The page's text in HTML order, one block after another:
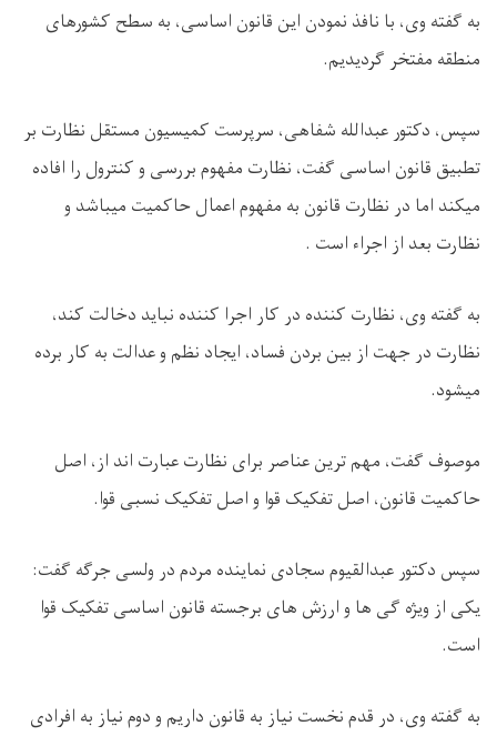
به گفته وی، با نافذ نمودن این قانون اساسی، به سطح کشورهای
منطقه مفتخر گردیدیم.
سپس، دکتور عبدالله شفاهی، سرپرست کمیسیون مستقل نظارت بر
تطبیق قانون اساسی گفت، نظارت مفهوم بررسی و کنترول را افاده
میکند اما در نظارت قانون به مفهوم اعمال حاکمیت میباشد و
نظارت بعد از اجرا‌‌ء است .
به گفته وی، نظارت کننده در کار اجرا کننده نباید دخالت کند،
نظارت در جهت از بین بردن فساد، ایجاد نظم و عدالت به کار برده
میشود.
موصوف گفت، مهم ترین عناصر برای نظارت عبارت اند از، اصل
حاکمیت قانون، اصل تفکیک قوا و اصل تفکیک نسبی قوا.
سپس دکتور عبدالقیوم سجادی نماینده مردم در ولسی جرگه گفت:
یکی از ویژه گی ها و ارزش های برجسته قانون اساسی تفکیک قوا
است.
به گفته وی، در قدم نخست نیاز به قانون داریم و دوم نیاز به افرادی